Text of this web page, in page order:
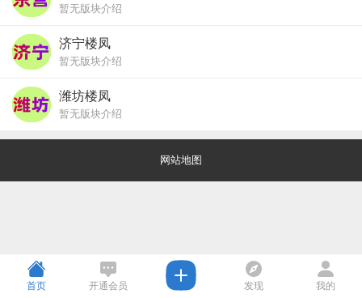
暂无版块介绍
济宁楼凤
暂无版块介绍
潍坊楼凤
暂无版块介绍
网站地图
首页 开通会员 发现 我的